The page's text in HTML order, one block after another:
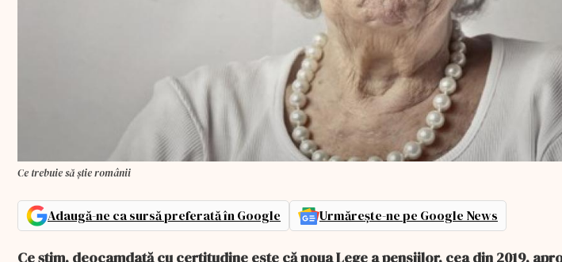
Ce trebuie să știe românii
Adaugă-ne ca sursă preferată în Google Urmărește-ne pe Google News
Ce știm, deocamdată cu certitudine este că noua Lege a pensiilor, cea din 2019,